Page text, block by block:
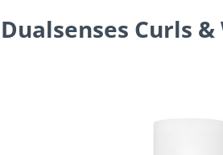
Curls